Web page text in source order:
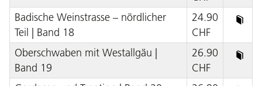
Badische Weinstrasse – nördlicher
Teil | Band 18
24.90
CHF
Oberschwaben mit Westallgäu |
Band 19
26.90
CHF